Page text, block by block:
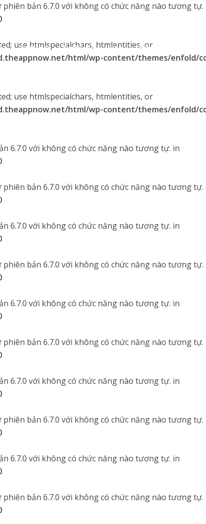
phiên bản 6.7.0 với không có chức năng nào tương tự.
Features Portfolio Blog Pages
use htmlspecialchars, htmlentities, or
html/wp-content/themes/enfold/
use htmlspecialchars, htmlentities, or
html/wp-content/themes/enfold/
6.7.0 với không có chức năng nào tương tự. in
phiên bản 6.7.0 với không có chức năng nào tương tự.
6.7.0 với không có chức năng nào tương tự. in
phiên bản 6.7.0 với không có chức năng nào tương tự.
6.7.0 với không có chức năng nào tương tự. in
phiên bản 6.7.0 với không có chức năng nào tương tự.
6.7.0 với không có chức năng nào tương tự. in
phiên bản 6.7.0 với không có chức năng nào tương tự.
6.7.0 với không có chức năng nào tương tự. in
phiên bản 6.7.0 với không có chức năng nào tương tự.